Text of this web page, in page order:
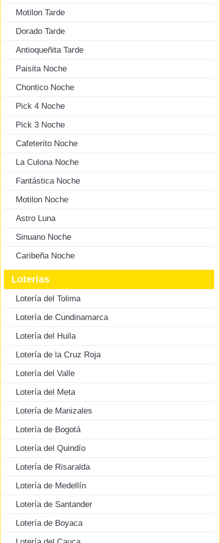
Motilon Tarde
Dorado Tarde
Antioqueñita Tarde
Paisita Noche
Chontico Noche
Pick 4 Noche
Pick 3 Noche
Cafeterito Noche
La Culona Noche
Fantástica Noche
Motilon Noche
Astro Luna
Sinuano Noche
Caribeña Noche
Loterías
Lotería del Tolima
Lotería de Cundinamarca
Lotería del Huila
Lotería de la Cruz Roja
Lotería del Valle
Lotería del Meta
Lotería de Manizales
Lotería de Bogotá
Lotería del Quindío
Lotería de Risaralda
Lotería de Medellín
Lotería de Santander
Lotería de Boyaca